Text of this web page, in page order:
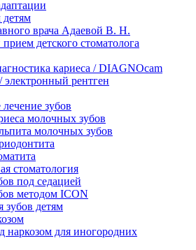
врача Адаевой В. Н.
детского стоматолога
кариеса / DIAGNOcam
электронный рентген
зубов
молочных зубов
молочных зубов
стоматология
под седацией
методом ICON
зубов детям
наркозом для иногородних